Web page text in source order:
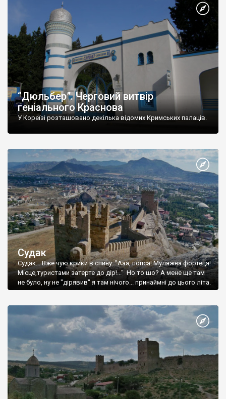
“Дюльбер”. Черговий витвір
геніального Краснова
У Кореїзі розташовано декілька відомих Кримських палаців.
Судак
Судак... Вже чую крики в спину: "Ааа, попса! Муляжна фортеця!
Місце,туристами затерте до дір!..." Но то шо? А мене ще там
не було, ну не "дірявив" я там нічого... принаймні до цього літа.